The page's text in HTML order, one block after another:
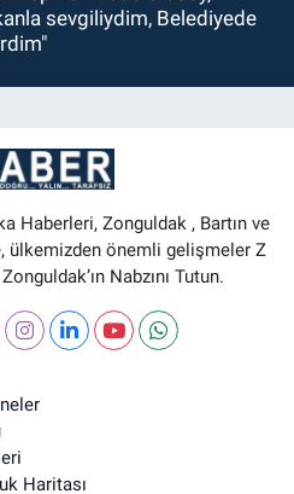
sevgiliydim, Belediyede
Haberleri, Zonguldak , Bartın ve
ülkemizden önemli gelişmeler Z
Nabzını Tutun.
Haritası